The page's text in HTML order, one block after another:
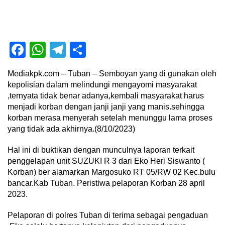
Facebook
WhatsApp
Telegram
Mediakpk.com – Tuban – Semboyan yang di gunakan oleh
kepolisian dalam melindungi mengayomi masyarakat
,ternyata tidak benar adanya,kembali masyarakat harus
menjadi korban dengan janji janji yang manis.sehingga
korban merasa menyerah setelah menunggu lama proses
yang tidak ada akhirnya.(8/10/2023)
Hal ini di buktikan dengan munculnya laporan terkait
penggelapan unit SUZUKI R 3 dari Eko Heri Siswanto (
Korban) ber alamarkan Margosuko RT 05/RW 02 Kec.bulu
bancar.Kab Tuban. Peristiwa pelaporan Korban 28 april
2023.
Pelaporan di polres Tuban di terima sebagai pengaduan